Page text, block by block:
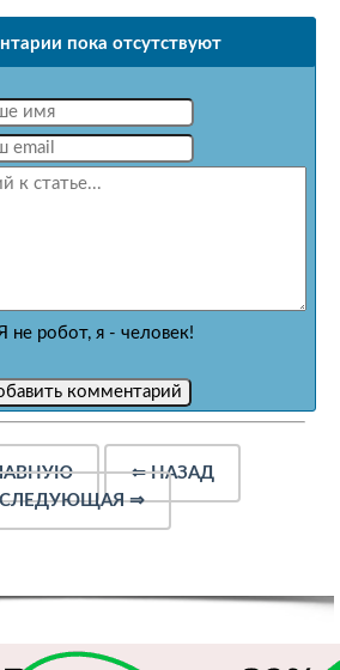
пока отсутствуют
не робот, я - человек!
⇐НАЗАД
СЛЕДУЮЩАЯ⇒